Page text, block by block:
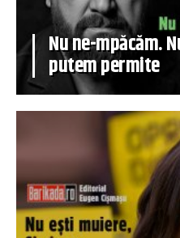
Nu ne-mpăcăm.
putem permite